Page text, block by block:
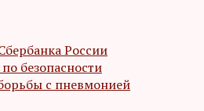
России
безопасности
с пневмонией